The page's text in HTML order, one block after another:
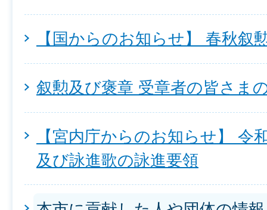
【国からのお知らせ】 春秋叙
叙勲及び褒章 受章者の皆さま
【宮内庁からのお知らせ】 令
及び詠進歌の詠進要領